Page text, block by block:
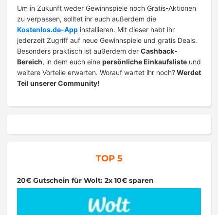
Um in Zukunft weder Gewinnspiele noch Gratis-Aktionen
zu verpassen, solltet ihr euch außerdem die
Kostenlos.de-App installieren. Mit dieser habt ihr
jederzeit Zugriff auf neue Gewinnspiele und gratis Deals.
Besonders praktisch ist außerdem der Cashback-
Bereich, in dem euch eine persönliche Einkaufsliste und
weitere Vorteile erwarten. Worauf wartet ihr noch?Werdet
Teil unserer Community!
TOP 5
20€ Gutschein für Wolt: 2x 10€ sparen